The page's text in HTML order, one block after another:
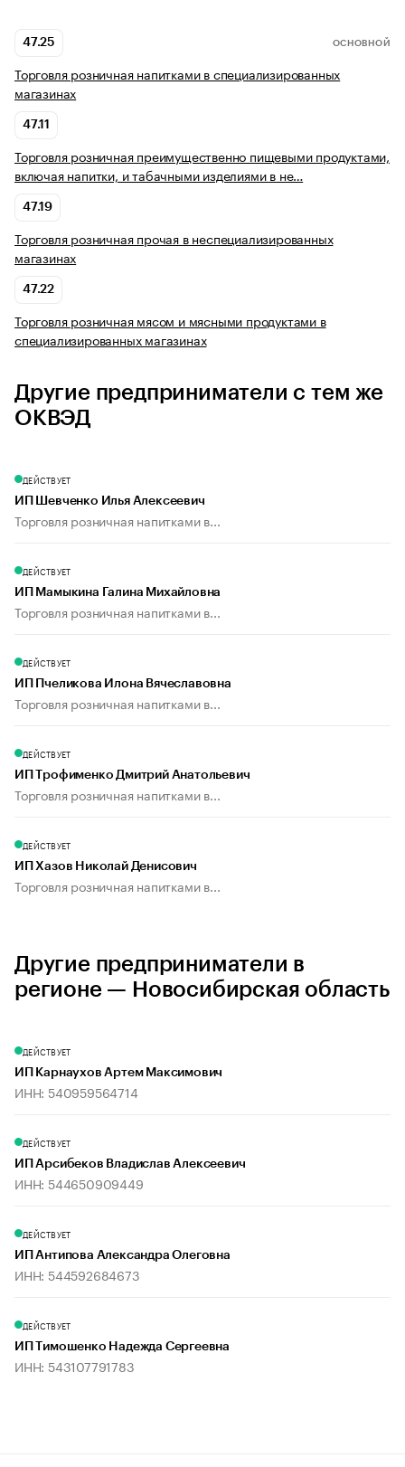
47.25 ОСНОВНОЙ
Торговля розничная напитками в специализированных
магазинах
47.11
Торговля розничная преимущественно пищевыми продуктами,
включая напитки, и табачными изделиями в не…
47.19
Торговля розничная прочая в неспециализированных
магазинах
47.22
Торговля розничная мясом и мясными продуктами в
специализированных магазинах
Другие предприниматели с тем же
ОКВЭД
ДЕЙСТВУЕТ
ИП Шевченко Илья Алексеевич
Торговля розничная напитками в...
ДЕЙСТВУЕТ
ИП Мамыкина Галина Михайловна
Торговля розничная напитками в...
ДЕЙСТВУЕТ
ИП Пчеликова Илона Вячеславовна
Торговля розничная напитками в...
ДЕЙСТВУЕТ
ИП Трофименко Дмитрий Анатольевич
Торговля розничная напитками в...
ДЕЙСТВУЕТ
ИП Хазов Николай Денисович
Торговля розничная напитками в...
Другие предприниматели в
регионе — Новосибирская область
ДЕЙСТВУЕТ
ИП Карнаухов Артем Максимович
ИНН: 540959564714
ДЕЙСТВУЕТ
ИП Арсибеков Владислав Алексеевич
ИНН: 544650909449
ДЕЙСТВУЕТ
ИП Антипова Александра Олеговна
ИНН: 544592684673
ДЕЙСТВУЕТ
ИП Тимошенко Надежда Сергеевна
ИНН: 543107791783